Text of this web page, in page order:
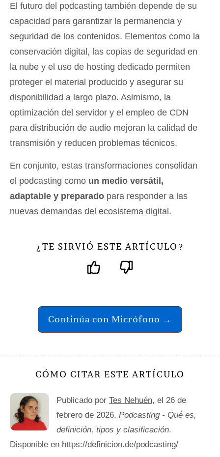
El futuro del podcasting también depende de su
capacidad para garantizar la permanencia y
seguridad de los contenidos. Elementos como la
conservación digital, las copias de seguridad en
la nube y el uso de hosting dedicado permiten
proteger el material producido y asegurar su
disponibilidad a largo plazo. Asimismo, la
optimización del servidor y el empleo de CDN
para distribución de audio mejoran la calidad de
transmisión y reducen problemas técnicos.
En conjunto, estas transformaciones consolidan
el podcasting como un medio versátil,
adaptable y preparado para responder a las
nuevas demandas del ecosistema digital.
¿ TE SIRVIÓ ESTE ARTÍCULO ?
Continúa con Micrófono →
CÓMO CITAR ESTE ARTÍCULO
Publicado por Tes Nehuén, el 26 de
febrero de 2026. Podcasting - Qué es,
definición, tipos y clasificación.
Disponible en https://definicion.de/podcasting/